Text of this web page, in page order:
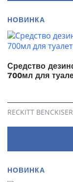
НОВИНКА
Средство
700мл для
RECKITT
НОВИНКА